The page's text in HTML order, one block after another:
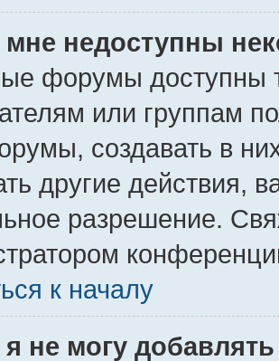
мне недоступны
форумы доступны
или группам
создавать в
другие действия,
разрешение.
к началу
не могу